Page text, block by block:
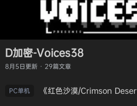
D加密-Voices38
8月5日更新 · 29篇文章
PC单机 《红色沙漠/Crimson